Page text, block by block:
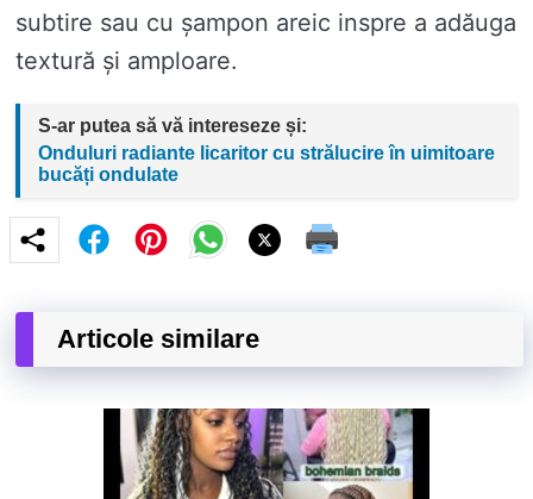
subtire sau cu șampon areic inspre a adăuga
textură și amploare.
S-ar putea să vă intereseze și:
Onduluri radiante licaritor cu strălucire în uimitoare
bucăți ondulate
Articole similare